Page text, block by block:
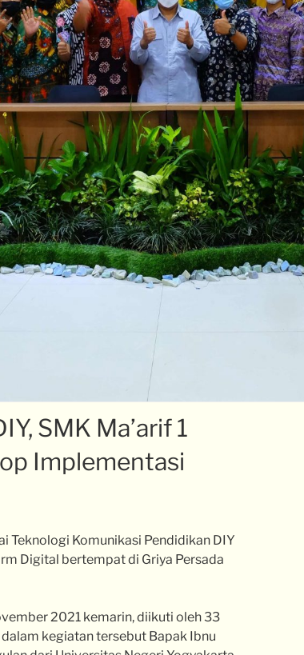
SMK Ma’arif 1
Implementasi
Teknologi Komunikasi Pendidikan DIY
Digital bertempat di Griya Persada
2021 kemarin, diikuti oleh 33
kegiatan tersebut Bapak Ibnu